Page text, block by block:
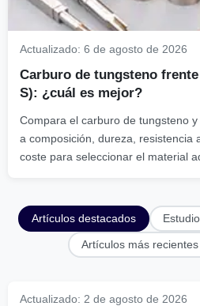
Actualizado: 6 de agosto de 2026
Carburo de tungsteno
S): ¿cuál es mejor?
Compara el carburo de tungsteno
a composición, dureza, resistencia
coste para seleccionar el material
Artículos destacados
Artículos más
Actualizado: 2 de agosto de 2026